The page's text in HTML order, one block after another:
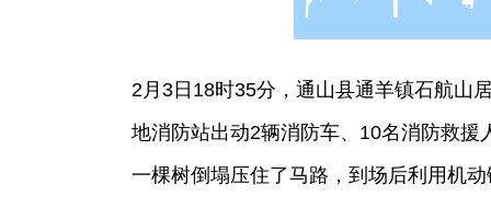
2月3日18时35分，通山县通羊镇石航山
地消防站出动2辆消防车、10名消防救
一棵树倒塌压住了马路，到场后利用机